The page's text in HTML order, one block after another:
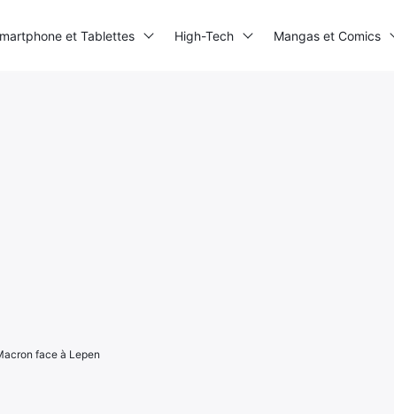
face à Lepen
et Tablettes High-Tech Mangas et Comics